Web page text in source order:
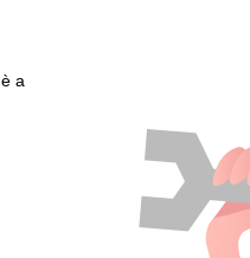
è a